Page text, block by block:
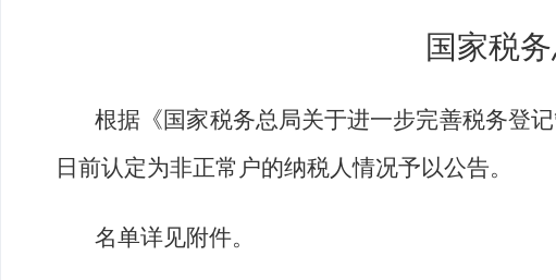
国家税
根据《国家税务总局关于进一步完善税务登
日前认定为非正常户的纳税人情况予以公告。
名单详见附件。